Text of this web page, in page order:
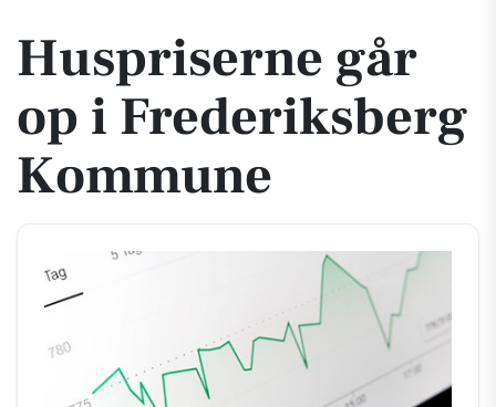
Huspriserne går
op i Frederiksberg
Kommune